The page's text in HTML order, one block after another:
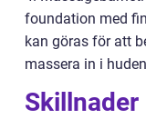
foundation med
kan göras för att
massera in i